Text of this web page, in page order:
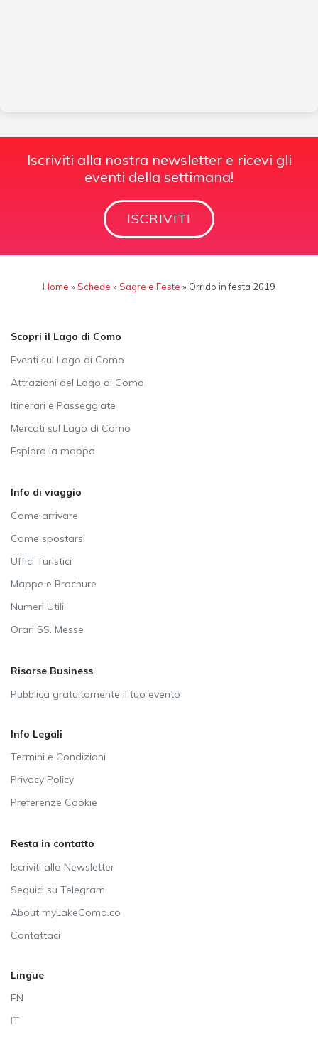
Iscriviti alla nostra newsletter e ricevi gli
eventi della settimana!
ISCRIVITI
Home »Schede »Sagre e Feste » Orrido in festa 2019
Scopri il Lago di Como
Eventi sul Lago di Como
Attrazioni del Lago di Como
Itinerari e Passeggiate
Mercati sul Lago di Como
Esplora la mappa
Info di viaggio
Come arrivare
Come spostarsi
Uffici Turistici
Mappe e Brochure
Numeri Utili
Orari SS. Messe
Risorse Business
Pubblica gratuitamente il tuo evento
Info Legali
Termini e Condizioni
Privacy Policy
Preferenze Cookie
Resta in contatto
Iscriviti alla Newsletter
Seguici su Telegram
About myLakeComo.co
Contattaci
Lingue
EN
IT